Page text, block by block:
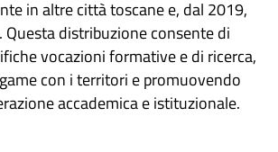
in altre città toscane e, dal 2019,
Questa distribuzione consente di
vocazioni formative e di ricerca,
con i territori e promuovendo
accademica e istituzionale.